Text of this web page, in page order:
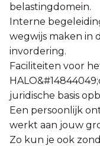
belastingdomein.
Interne
wegwijs maken in
invordering.
Faciliteiten voor
juridische basis
Een persoonlijk
werkt aan jouw
Zo kun je ook